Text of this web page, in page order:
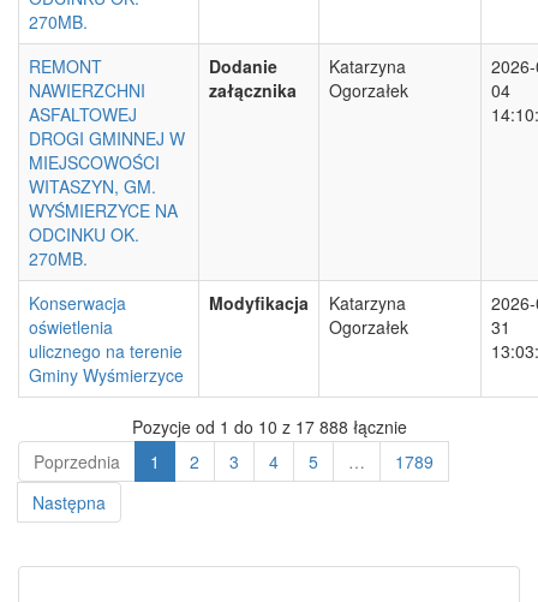
270MB.
REMONT
NAWIERZCHNI
ASFALTOWEJ
DROGI GMINNEJ W
MIEJSCOWOŚCI
WITASZYN, GM.
WYŚMIERZYCE NA
ODCINKU OK.
270MB.
Dodanie
załącznika
Katarzyna
Ogorzałek
04
Konserwacja
oświetlenia
ulicznego na terenie
Gminy Wyśmierzyce
Modyfikacja
Katarzyna
Ogorzałek
31
Pozycje od 1 do 10 z 17 888 łącznie
Poprzednia
1 2 3 4 5 …
1789
Następna